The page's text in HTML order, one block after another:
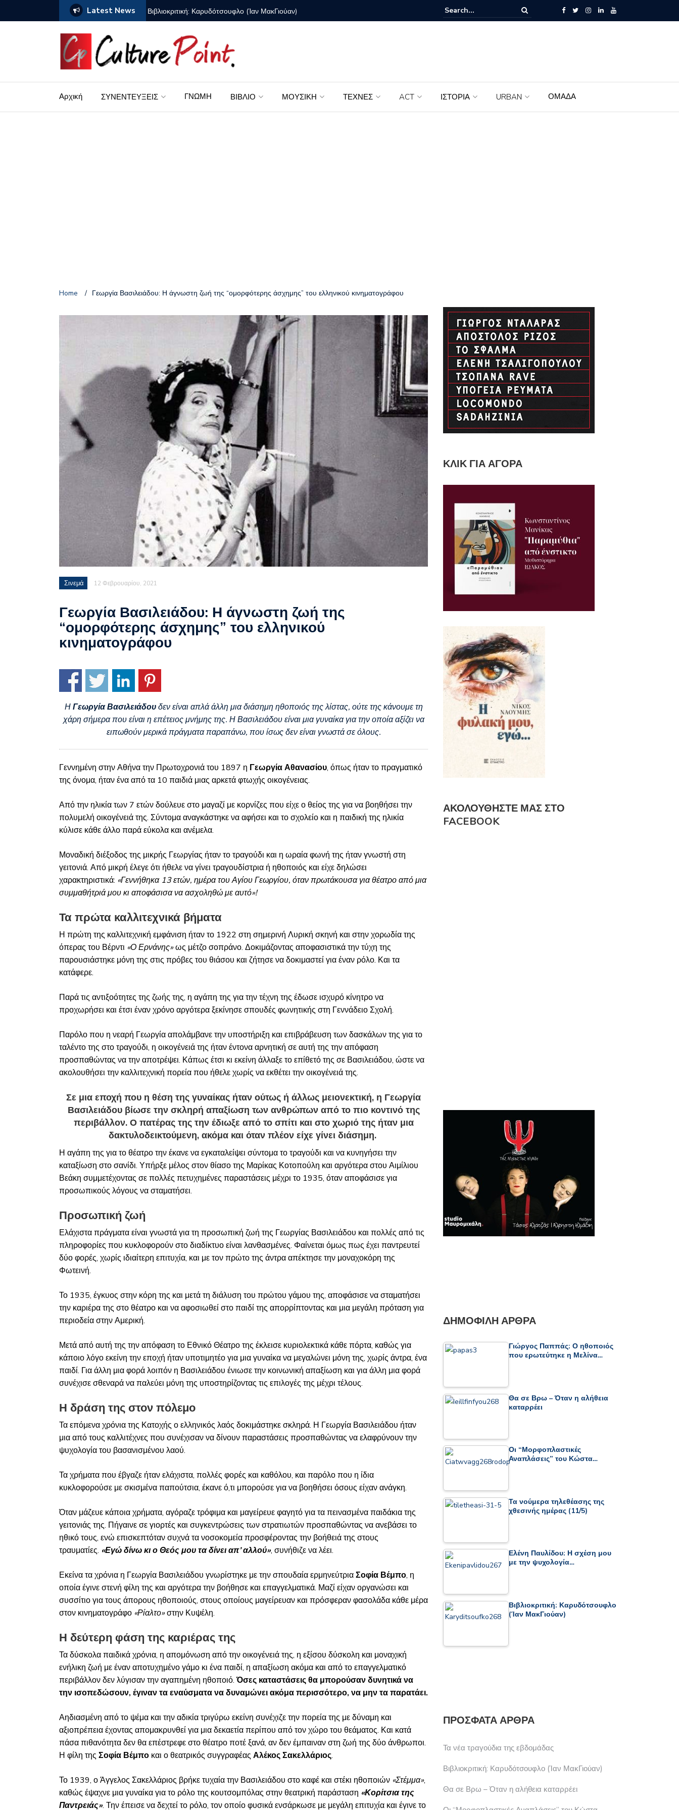
Latest News Βιβλιοκριτική: Καρυδότσουφλο (Ίαν ΜακΓιούαν) Θα σε Βρω – Όταν η αλήθεια καταρρέει
Αρχική ΣΥΝΕΝΤΕΥΞΕΙΣ ΓΝΩΜΗ ΒΙΒΛΙΟ ΜΟΥΣΙΚΗ ΤΕΧΝΕΣ ACT ΙΣΤΟΡΙΑ URBAN ΟΜΑΔΑ
Home / Γεωργία Βασιλειάδου: Η άγνωστη ζωή της “ομορφότερης άσχημης” του ελληνικού κινηματογράφου
Σινεμά 12 Φεβρουαρίου, 2021
Γεωργία Βασιλειάδου: Η άγνωστη ζωή της
“ομορφότερης άσχημης” του ελληνικού
κινηματογράφου
ΗΓεωργία Βασιλειάδουδεν είναι απλά άλλη μια διάσημη ηθοποιός της λίστας, ούτε της κάνουμε τη
χάρη σήμερα που είναι η επέτειος μνήμης της. Η Βασιλειάδου είναι μια γυναίκα για την οποία αξίζει να
ειπωθούν μερικά πράγματα παραπάνω, που ίσως δεν είναι γνωστά σε όλους.
Γεννημένη στην Αθήνα την Πρωτοχρονιά του 1897 η Γεωργία Αθανασίου, όπως ήταν το πραγματικό
της όνομα, ήταν ένα από τα 10 παιδιά μιας αρκετά φτωχής οικογένειας.
Από την ηλικία των 7 ετών δούλευε στο μαγαζί με κορνίζες που είχε ο θείος της για να βοηθήσει την
πολυμελή οικογένειά της. Σύντομα αναγκάστηκε να αφήσει και το σχολείο και η παιδική της ηλικία
κύλισε κάθε άλλο παρά εύκολα και ανέμελα.
Μοναδική διέξοδος της μικρής Γεωργίας ήταν το τραγούδι και η ωραία φωνή της ήταν γνωστή στη
γειτονιά. Από μικρή έλεγε ότι ήθελε να γίνει τραγουδίστρια ή ηθοποιός και είχε δηλώσει
χαρακτηριστικά: «Γεννήθηκα 13 ετών, ημέρα του Αγίου Γεωργίου, όταν πρωτάκουσα για θέατρο από μια
συμμαθήτριά μου κι αποφάσισα να ασχοληθώ με αυτό»!
Τα πρώτα καλλιτεχνικά βήματα
Η πρώτη της καλλιτεχνική εμφάνιση ήταν το 1922 στη σημερινή Λυρική σκηνή και στην χορωδία της
όπερας του Βέρντι «Ο Ερνάνης»ως μέτζο σοπράνο. Δοκιμάζοντας αποφασιστικά την τύχη της
παρουσιάστηκε μόνη της στις πρόβες του θιάσου και ζήτησε να δοκιμαστεί για έναν ρόλο. Και τα
κατάφερε.
Παρά τις αντιξοότητες της ζωής της, η αγάπη της για την τέχνη της έδωσε ισχυρό κίνητρο να
προχωρήσει και έτσι έναν χρόνο αργότερα ξεκίνησε σπουδές φωνητικής στη Γεννάδειο Σχολή.
Παρόλο που η νεαρή Γεωργία απολάμβανε την υποστήριξη και επιβράβευση των δασκάλων της για το
ταλέντο της στο τραγούδι, η οικογένειά της ήταν έντονα αρνητική σε αυτή της την απόφαση
προσπαθώντας να την αποτρέψει. Κάπως έτσι κι εκείνη άλλαξε το επίθετό της σε Βασιλειάδου, ώστε να
ακολουθήσει την καλλιτεχνική πορεία που ήθελε χωρίς να εκθέτει την οικογένειά της.
Σε μια εποχή που η θέση της γυναίκας ήταν ούτως ή άλλως μειονεκτική, η Γεωργία
Βασιλειάδου βίωσε την σκληρή απαξίωση των ανθρώπων από το πιο κοντινό της
περιβάλλον. Ο πατέρας της την έδιωξε από το σπίτι και στο χωριό της ήταν μια
δακτυλοδεικτούμενη, ακόμα και όταν πλέον είχε γίνει διάσημη.
Η αγάπη της για το θέατρο την έκανε να εγκαταλείψει σύντομα το τραγούδι και να κυνηγήσει την
καταξίωση στο σανίδι. Υπήρξε μέλος στον θίασο της Μαρίκας Κοτοπούλη και αργότερα στου Αιμίλιου
Βεάκη συμμετέχοντας σε πολλές πετυχημένες παραστάσεις μέχρι το 1935, όταν αποφάσισε για
προσωπικούς λόγους να σταματήσει.
Προσωπική ζωή
Ελάχιστα πράγματα είναι γνωστά για τη προσωπική ζωή της Γεωργίας Βασιλειάδου και πολλές από τις
πληροφορίες που κυκλοφορούν στο διαδίκτυο είναι λανθασμένες. Φαίνεται όμως πως έχει παντρευτεί
δύο φορές, χωρίς ιδιαίτερη επιτυχία, και με τον πρώτο της άντρα απέκτησε την μοναχοκόρη της
Φωτεινή.
Το 1935, έγκυος στην κόρη της και μετά τη διάλυση του πρώτου γάμου της, αποφάσισε να σταματήσει
την καριέρα της στο θέατρο και να αφοσιωθεί στο παιδί της απορρίπτοντας και μια μεγάλη πρόταση για
περιοδεία στην Αμερική.
Μετά από αυτή της την απόφαση το Εθνικό Θέατρο της έκλεισε κυριολεκτικά κάθε πόρτα, καθώς για
κάποιο λόγο εκείνη την εποχή ήταν υποτιμητέο για μια γυναίκα να μεγαλώνει μόνη της, χωρίς άντρα, ένα
παιδί. Για άλλη μια φορά λοιπόν η Βασιλειάδου ένιωσε την κοινωνική απαξίωση και για άλλη μια φορά
συνέχισε σθεναρά να παλεύει μόνη της υποστηρίζοντας τις επιλογές της μέχρι τέλους.
Η δράση της στον πόλεμο
Τα επόμενα χρόνια της Κατοχής ο ελληνικός λαός δοκιμάστηκε σκληρά. Η Γεωργία Βασιλειάδου ήταν
μια από τους καλλιτέχνες που συνέχισαν να δίνουν παραστάσεις προσπαθώντας να ελαφρύνουν την
ψυχολογία του βασανισμένου λαού.
Τα χρήματα που έβγαζε ήταν ελάχιστα, πολλές φορές και καθόλου, και παρόλο που η ίδια
κυκλοφορούσε με σκισμένα παπούτσια, έκανε ό,τι μπορούσε για να βοηθήσει όσους είχαν ανάγκη.
Όταν μάζευε κάποια χρήματα, αγόραζε τρόφιμα και μαγείρευε φαγητό για τα πεινασμένα παιδάκια της
γειτονιάς της. Πήγαινε σε γιορτές και συγκεντρώσεις των στρατιωτών προσπαθώντας να ανεβάσει το
ηθικό τους, ενώ επισκεπτόταν συχνά τα νοσοκομεία προσφέροντας την βοήθειά της στους
τραυματίες. «Εγώ δίνω κι ο Θεός μου τα δίνει απ’ αλλού», συνήθιζε να λέει.
Εκείνα τα χρόνια η Γεωργία Βασιλειάδου γνωρίστηκε με την σπουδαία ερμηνεύτριαΣοφία Βέμπο, η
οποία έγινε στενή φίλη της και αργότερα την βοήθησε και επαγγελματικά. Μαζί είχαν οργανώσει και
συσσίτιο για τους άπορους ηθοποιούς, στους οποίους μαγείρευαν και πρόσφεραν φασολάδα κάθε μέρα
στον κινηματογράφο «Ρίαλτο»στην Κυψέλη.
Η δεύτερη φάση της καριέρας της
Τα δύσκολα παιδικά χρόνια, η απομόνωση από την οικογένειά της, η εξίσου δύσκολη και μοναχική
ενήλικη ζωή με έναν αποτυχημένο γάμο κι ένα παιδί, η απαξίωση ακόμα και από το επαγγελματικό
περιβάλλον δεν λύγισαν την αγαπημένη ηθοποιό.Όσες καταστάσεις θα μπορούσαν δυνητικά να
την ισοπεδώσουν, έγιναν τα εναύσματα να δυναμώνει ακόμα περισσότερο, να μην τα παρατάει.
Αηδιασμένη από το ψέμα και την αδικία τριγύρω εκείνη συνέχιζε την πορεία της με δύναμη και
αξιοπρέπεια έχοντας απομακρυνθεί για μια δεκαετία περίπου από τον χώρο του θεάματος. Και κατά
πάσα πιθανότητα δεν θα επέστρεφε στο θέατρο ποτέ ξανά, αν δεν έμπαιναν στη ζωή της δύο άνθρωποι.
Η φίλη της Σοφία Βέμπο και ο θεατρικός συγγραφέας Αλέκος Σακελλάριος.
Το 1939, ο Άγγελος Σακελλάριος βρήκε τυχαία την Βασιλειάδου στο καφέ και στέκι ηθοποιών «Στέμμα»,
καθώς έψαχνε μια γυναίκα για το ρόλο της κουτσομπόλας στην θεατρική παράσταση «Κορίτσια της
Παντρειάς». Την έπεισε να δεχτεί το ρόλο, τον οποίο φυσικά ενσάρκωσε με μεγάλη επιτυχία και έγινε το
ΚΛΙΚ ΓΙΑ ΑΓΟΡΆ
ΑΚΟΛΟΎΘΗΣΤΕ ΜΑΣ ΣΤΟ
FACEBOOK
ΔΗΜΟΦΙΛΉ ΆΡΘΡΑ
Γιώργος Παππάς: Ο ηθοποιός
που ερωτεύτηκε η Μελίνα…
Θα σε Βρω – Όταν η αλήθεια
καταρρέει
Οι “Μορφοπλαστικές
Αναπλάσεις” του Κώστα…
Τα νούμερα τηλεθέασης της
χθεσινής ημέρας (11/5)
Ελένη Παυλίδου: Η σχέση μου
με την ψυχολογία…
Βιβλιοκριτική: Καρυδότσουφλο
(Ίαν ΜακΓιούαν)
ΠΡΌΣΦΑΤΑ ΆΡΘΡΑ
Τα νέα τραγούδια της εβδομάδας
Βιβλιοκριτική: Καρυδότσουφλο (Ίαν ΜακΓιούαν)
Θα σε Βρω – Όταν η αλήθεια καταρρέει